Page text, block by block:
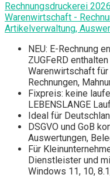
Rechnungsdruckerei
Warenwirtschaft -
Artikelverwaltung,
NEU: E-Rechnung
ZUGFeRD
Warenwirtschaft
Rechnungen,
Fixpreis: keine
LEBENSLANGE
Ideal für
DSGVO und GoB
Auswertungen,
Für
Dienstleister und
Windows 11, 10,